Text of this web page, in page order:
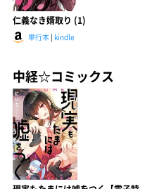
仁義なき婿取り (1)
単行本 | kindle
中経☆コミックス